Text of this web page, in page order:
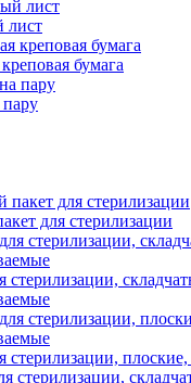
лист
бумага
пару
для стерилизации
стерилизации,
стерилизации,